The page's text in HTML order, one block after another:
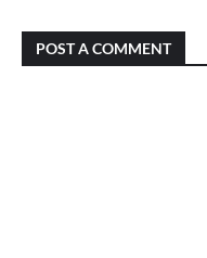
POST A COMMENT